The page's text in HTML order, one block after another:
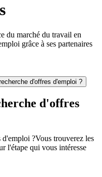
du marché du travail en
grâce à ses partenaires
d'offres d'emploi ?
d'offres
d'emploi ?Vous trouverez les
l'étape qui vous intéresse